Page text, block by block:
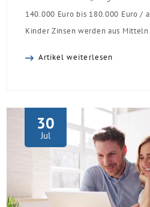
140.000 Euro bis 180.000 Euro /
Kinder Zinsen werden aus
Einzelmaßnahmen […]
Artikel weiterlesen
30
Jul